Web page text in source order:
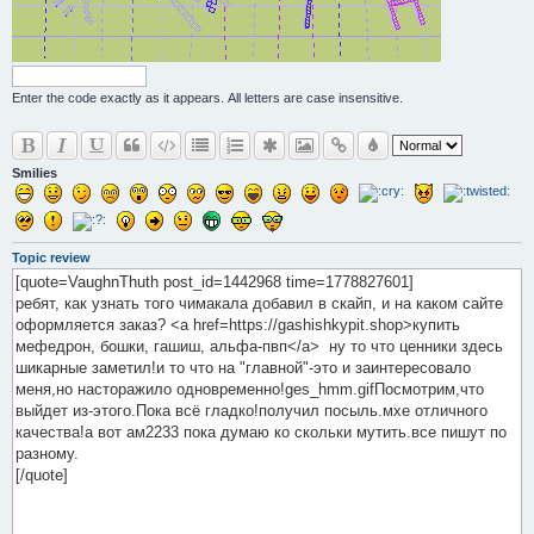
Enter the code exactly as it appears. All letters are case insensitive.
Smilies
Topic review